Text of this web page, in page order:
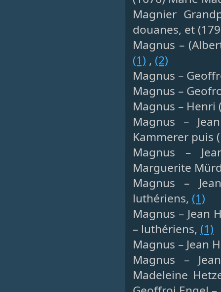
Magnier
douanes, et
Magnus –
(1) , (2)
Magnus –
Magnus –
Magnus –
Magnus –
Kammerer puis
Magnus –
Marguerite
Magnus –
luthériens, (1)
Magnus – Jean
– luthériens, (1)
Magnus – Jean
Magnus –
Madeleine